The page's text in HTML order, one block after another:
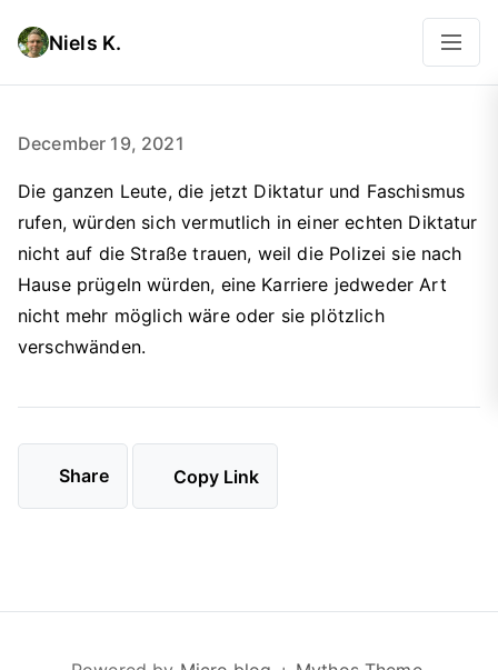
Niels K.
December 19, 2021
Die ganzen Leute, die jetzt Diktatur und Faschismus
rufen, würden sich vermutlich in einer echten Diktatur
nicht auf die Straße trauen, weil die Polizei sie nach
Hause prügeln würden, eine Karriere jedweder Art
nicht mehr möglich wäre oder sie plötzlich
verschwänden.
Share Copy Link